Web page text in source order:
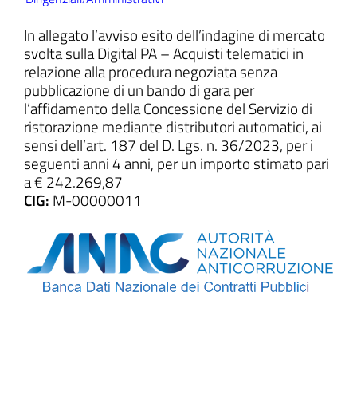
del sito
In allegato l’avviso esito dell’indagine di mercato
svolta sulla Digital PA – Acquisti telematici in
relazione alla procedura negoziata senza
pubblicazione di un bando di gara per
l’affidamento della Concessione del Servizio di
ristorazione mediante distributori automatici, ai
sensi dell’art. 187 del D. Lgs. n. 36/2023, per i
seguenti anni 4 anni, per un importo stimato pari
a € 242.269,87
CIG: M-00000011